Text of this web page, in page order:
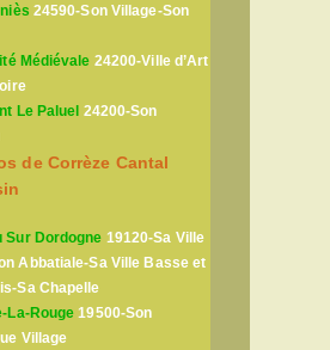
24590-Son Village-Son
Médiévale 24200-Ville d’Art
Le Paluel 24200-Son
de Corrèze Cantal
Sur Dordogne 19120-Sa Ville
Abbatiale-Sa Ville Basse et
Sa Chapelle
La-Rouge 19500-Son
Village